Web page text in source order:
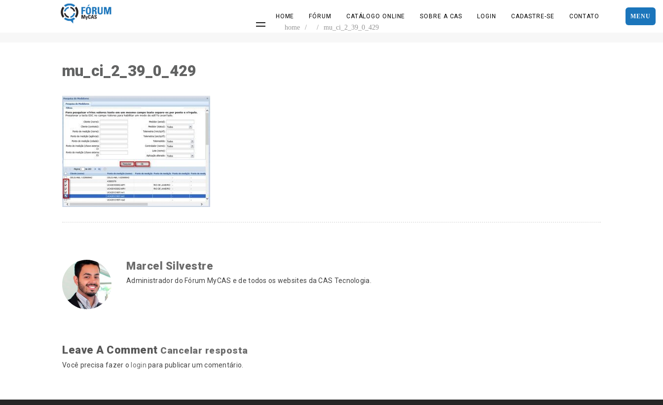
MENU
HOME FÓRUM CATÁLOGO ONLINE SOBRE A CAS LOGIN CADASTRE-SE CONTATO
home / / mu_ci_2_39_0_429
mu_ci_2_39_0_429
Marcel Silvestre
Administrador do Fórum MyCAS e de todos os websites da CAS Tecnologia.
Leave A Comment Cancelar resposta
Você precisa fazer o login para publicar um comentário.